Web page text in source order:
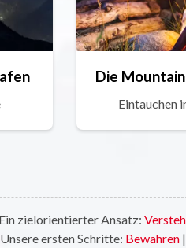
Eintauchen
Ein zielorientierter Ansatz:
Unsere ersten Schritte: Bewahren|